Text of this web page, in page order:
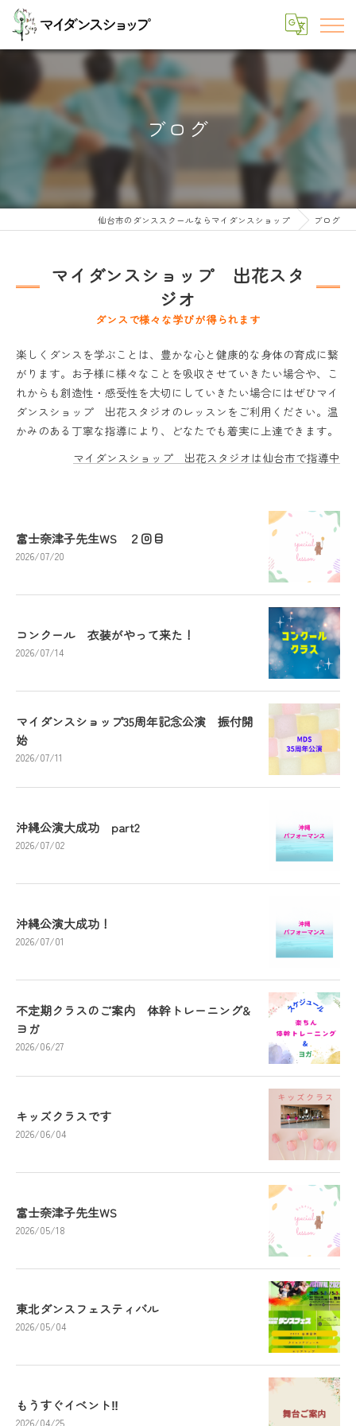
ブログ
仙台市のダンススクールならマイダンスショップ ブログ
マイダンスショップ 出花スタ
ジオ
ダンスで様々な学びが得られます
楽しくダンスを学ぶことは、豊かな心と健康的な身体の育成に繋
がります。お子様に様々なことを吸収させていきたい場合や、こ
れからも創造性・感受性を大切にしていきたい場合にはぜひマイ
ダンスショップ 出花スタジオのレッスンをご利用ください。温
かみのある丁寧な指導により、どなたでも着実に上達できます。
マイダンスショップ 出花スタジオは仙台市で指導中
富士奈津子先生WS ２回目
2026/07/20
コンクール 衣装がやって来た！
2026/07/14
マイダンスショップ35周年記念公演 振付開
始
2026/07/11
沖縄公演大成功 part2
2026/07/02
沖縄公演大成功！
2026/07/01
不定期クラスのご案内 体幹トレーニング&
ヨガ
2026/06/27
キッズクラスです
2026/06/04
富士奈津子先生WS
2026/05/18
東北ダンスフェスティバル
2026/05/04
もうすぐイベント‼️
2026/04/25